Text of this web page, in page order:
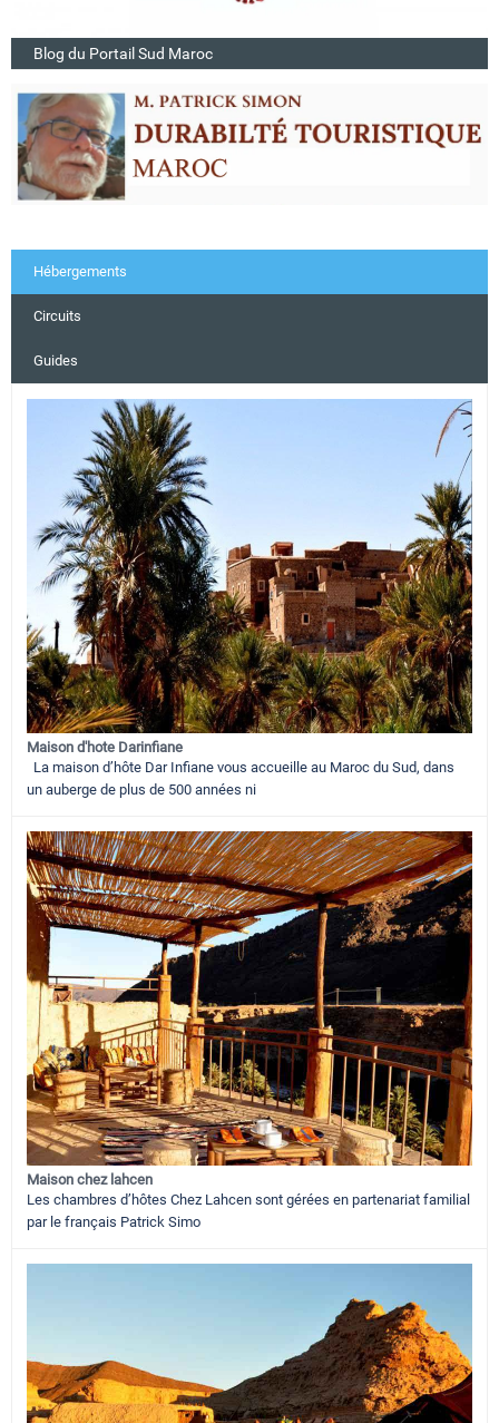
Blog du Portail Sud Maroc
Hébergements
Circuits
Guides
Maison d'hote Darinfiane
La maison d’hôte Dar Infiane vous accueille au Maroc du Sud, dans
un auberge de plus de 500 années ni
Maison chez lahcen
Les chambres d’hôtes Chez Lahcen sont gérées en partenariat familial
par le français Patrick Simo